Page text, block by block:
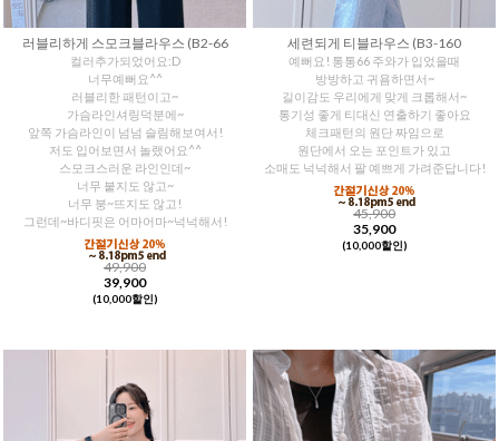
러블리하게 스모크블라우스 (B2-66
컬러추가되었어요:D
너무예뻐요^^
러블리한 패턴이고~
가슴라인셔링덕분에~
앞쪽 가슴라인이 넘넘 슬림해보여서!
저도 입어보면서 놀랬어요^^
스모크스러운 라인인데~
너무 붙지도 않고~
너무 붕~뜨지도 않고!
그런데~바디핏은 어마어마~넉넉해서!
49,900
39,900
(10,000할인)
세련되게 티블라우스 (B3-160
예뻐요! 통통66 주와가 입었을때
방방하고 귀욤하면서~
길이감도 우리에게 맞게 크롭해서~
통기성 좋게 티대신 연출하기 좋아요
체크패턴의 원단 짜임으로
원단에서 오는 포인트가 있고
소매도 넉넉해서 팔 예쁘게 가려준답니다!
45,900
35,900
(10,000할인)